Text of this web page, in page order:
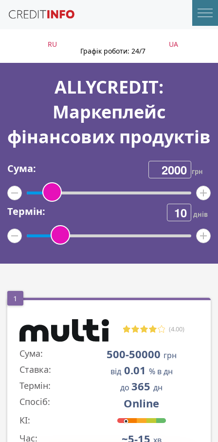
RU UA
Графік роботи: 24/7
ALLYCREDIT:
Маркеплейс
фінансових продуктів
грн
Сума:
днів
Термін:
1
(4.00)
Сума: 500-50000 грн
Ставка: від0.01 % в дн
Термін: до 365 дн
Спосіб: Online
КІ:
Час:
~5-15